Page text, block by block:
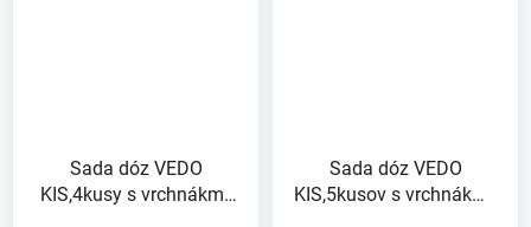
Sada dóz VEDO
KIS,4kusy s vrchnákmi,
Sada dóz VEDO
KIS,5kusov s vrchnákmi,